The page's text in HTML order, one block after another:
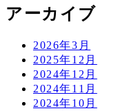
アーカイブ
2026年3月
2025年12月
2024年12月
2024年11月
2024年10月